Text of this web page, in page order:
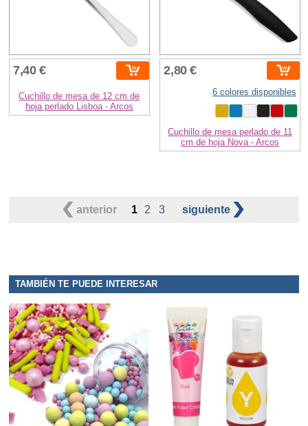
7,40 €
Cuchillo de mesa de 12 cm de
hoja perlado Lisboa - Arcos
2,80 €
6 colores disponibles
Cuchillo de mesa perlado de 11
cm de hoja Nova - Arcos
anterior 1 2 3 siguiente
TAMBIÉN TE PUEDE INTERESAR